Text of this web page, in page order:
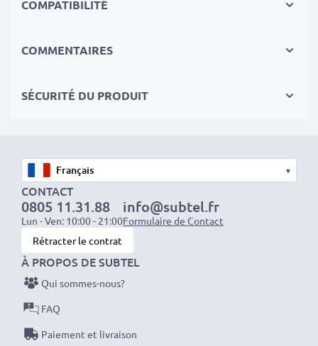
sont parfaites comme batteries principales,
amateurs.
Optez pour CELLONIC et ne faites aucun compromis
sur la qualité. Passez votre commande dès maintenant
COMPATIBILITÉ
COMMENTAIRES
SÉCURITÉ DU PRODUIT
▾
CONTACT
0805 11.31.88
Lun - Ven: 10:00 - 21:00
info@subtel.fr
Formulaire de Contact
Rétracter le contrat
À PROPOS DE SUBTEL
Qui sommes-nous?
FAQ
Paiement et livraison